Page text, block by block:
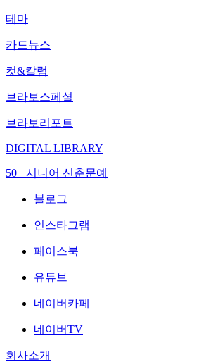
테마
카드뉴스
컷&칼럼
브라보스페셜
브라보리포트
DIGITAL LIBRARY
50+ 시니어 신춘문예
블로그
인스타그램
페이스북
유튜브
네이버카페
네이버TV
회사소개